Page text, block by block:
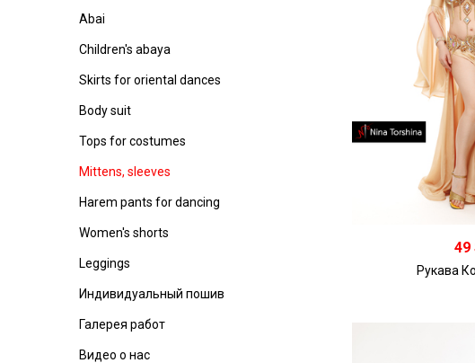
Abai
Children's abaya
Skirts for oriental dances
Body suit
Tops for costumes
Mittens, sleeves
Harem pants for dancing
Women's shorts
Leggings
Индивидуальный пошив
Галерея работ
Видео о нас
49
Рукава